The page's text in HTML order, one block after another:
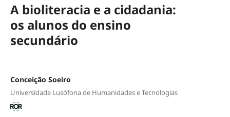
A bioliteracia e a cidadania:
os alunos do ensino
secundário
Conceição Soeiro
Universidade Lusófona de Humanidades e Tecnologias